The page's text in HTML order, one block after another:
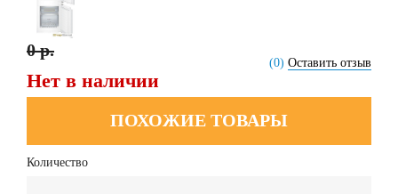
(0) Оставить отзыв
0 р.
Нет в наличии
ПОХОЖИЕ ТОВАРЫ
Количество